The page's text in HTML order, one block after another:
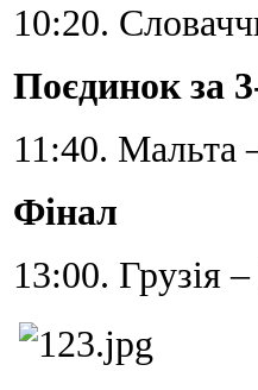
10:20.
Поєдинок за
11:40. Мальта
Фінал
13:00. Грузія